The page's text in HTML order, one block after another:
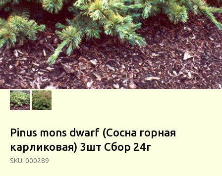
Pinus mons dwarf (Сосна горная
карликовая) 3шт Сбор 24г
SKU: 000289